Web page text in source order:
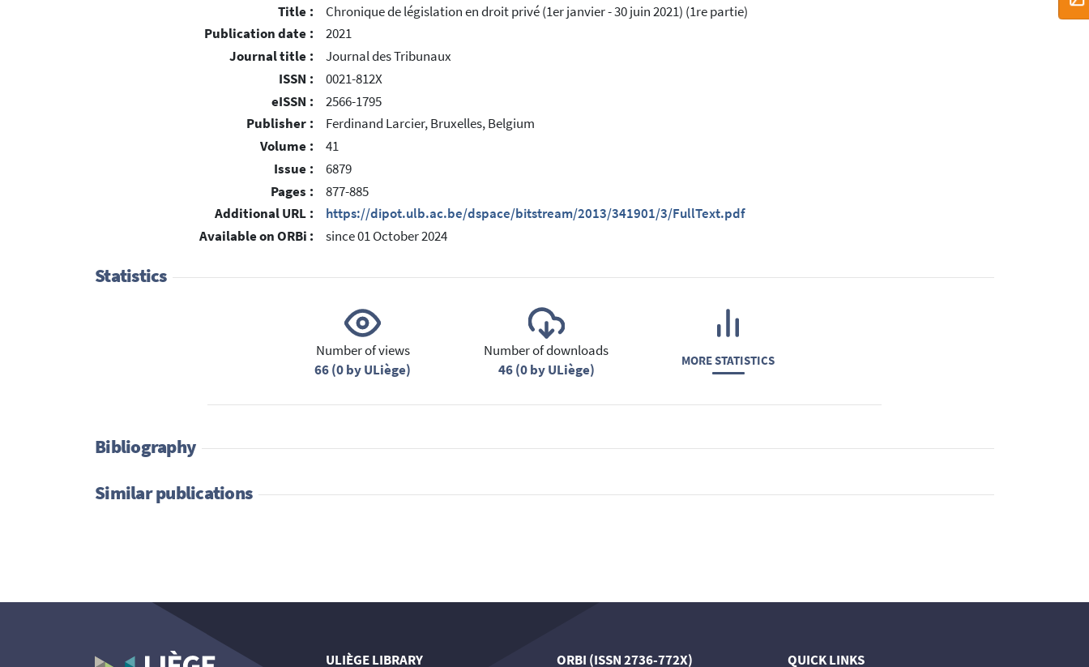
Title :
Chronique de législation en droit privé (1er janvier - 30 juin 2021) (1re partie)
Publication date :
2021
Journal title :
Journal des Tribunaux
ISSN :
0021-812X
eISSN :
2566-1795
Publisher :
Ferdinand Larcier, Bruxelles, Belgium
Volume :
41
Issue :
6879
Pages :
877-885
Additional URL :
https://dipot.ulb.ac.be/dspace/bitstream/2013/341901/3/FullText.pdf
Available on ORBi :
since 01 October 2024
Statistics
Number of views
66 (0 by ULiège)
Number of downloads
46 (0 by ULiège)
MORE STATISTICS
Bibliography
Similar publications
ULIÈGE LIBRARY ORBI (ISSN 2736-772X) QUICK LINKS